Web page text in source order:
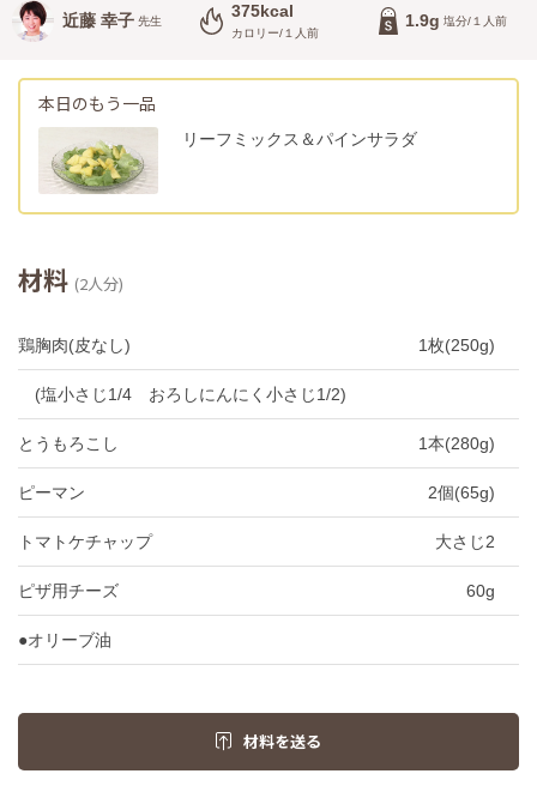
近藤 幸子 先生 375kcal
カロリー/１人前
1.9g 塩分/１人前
本日のもう一品
リーフミックス＆パインサラダ
材料 (2人分)
鶏胸肉(皮なし) 1枚(250g)
(塩小さじ1/4 おろしにんにく小さじ1/2)
とうもろこし 1本(280g)
ピーマン 2個(65g)
トマトケチャップ 大さじ2
ピザ用チーズ 60g
●オリーブ油
材料を送る